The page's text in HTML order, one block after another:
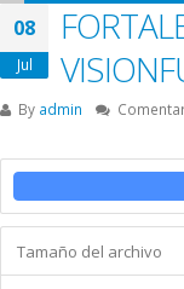
08
Jul
By admin
Tamaño del archivo